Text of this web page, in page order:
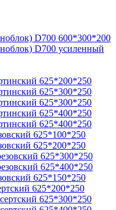
D700 600*300*200
D700 усиленный
625*200*250
625*300*250
625*300*250
625*400*250
625*400*250
625*100*250
625*200*250
625*300*250
625*400*250
625*150*250
625*200*250
625*300*250